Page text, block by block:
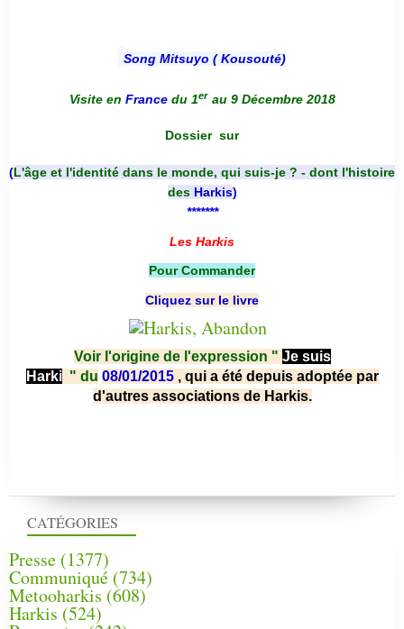
CATÉGORIES
Presse (1377)
Communiqué (734)
Metooharkis (608)
Harkis (524)
Song Mitsuyo ( Kousouté)
Visite en France du 1er au 9 Décembre 2018
Dossier sur
(L'âge et l'identité dans le monde, qui suis-je ? - dont l'histoire
des Harkis)
*******
Les Harkis
Pour Commander
Cliquez sur le livre
Voir l'origine de l'expression " Je suis
Harki " du 08/01/2015 , qui a été depuis adoptée par
d'autres associations de Harkis.